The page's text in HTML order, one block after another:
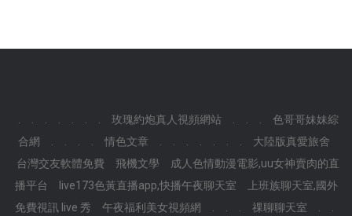
玫瑰約炮真人視頻網站
色哥哥妹妹綜
合網
情色文章
大陸版真愛旅舍
台灣交友軟體免費
飛機文學
成人色情動漫電影,uu女神賣肉的直
播平台
live173色黃直播app,快播午夜聊天室
上班族聊天室,國外
免費視訊 live 秀
午夜福利美女視頻網 祼聊聊天室